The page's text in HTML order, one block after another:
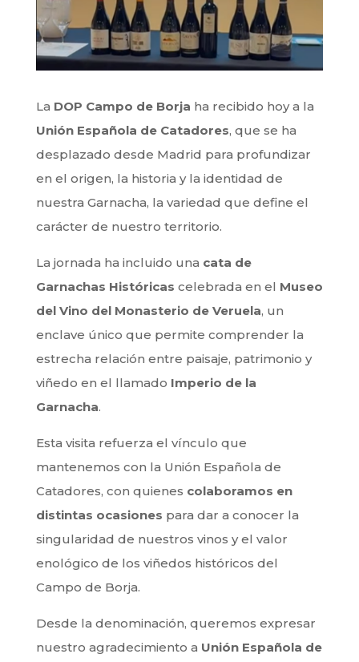
La DOP Campo de Borja ha recibido hoy a la
Unión Española de Catadores, que se ha
desplazado desde Madrid para profundizar
en el origen, la historia y la identidad de
nuestra Garnacha, la variedad que define el
carácter de nuestro territorio.
La jornada ha incluido una cata de
Garnachas Históricas celebrada en el Museo
del Vino del Monasterio de Veruela, un
enclave único que permite comprender la
estrecha relación entre paisaje, patrimonio y
viñedo en el llamado Imperio de la
Garnacha.
Esta visita refuerza el vínculo que
mantenemos con la Unión Española de
Catadores, con quienes colaboramos en
distintas ocasiones para dar a conocer la
singularidad de nuestros vinos y el valor
enológico de los viñedos históricos del
Campo de Borja.
Desde la denominación, queremos expresar
nuestro agradecimiento a Unión Española de